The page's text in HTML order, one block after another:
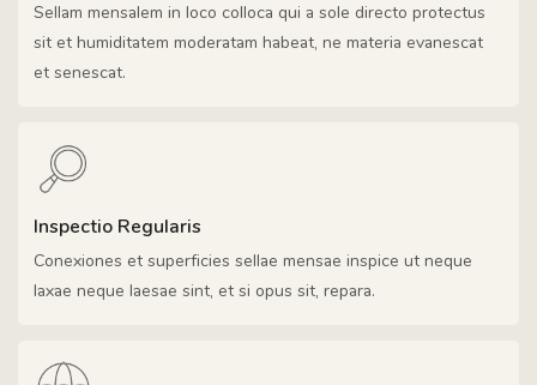
Sellam mensalem in loco colloca qui a sole directo protectus
sit et humiditatem moderatam habeat, ne materia evanescat
et senescat.
Inspectio Regularis
Conexiones et superficies sellae mensae inspice ut neque
laxae neque laesae sint, et si opus sit, repara.